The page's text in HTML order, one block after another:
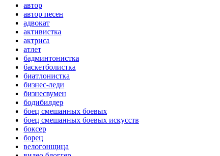
автор
автор песен
адвокат
активистка
актриса
атлет
бадминтонистка
баскетболистка
биатлонистка
бизнес-леди
бизнесвумен
бодибилдер
боец смешанных боевых
боец смешанных боевых искусств
боксер
борец
велогонщица